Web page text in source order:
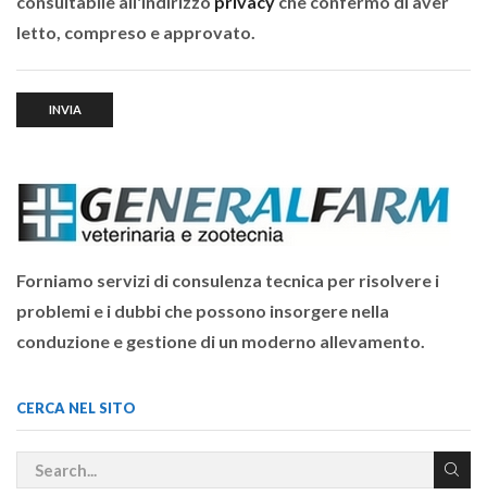
letto, compreso e approvato.
Forniamo servizi di consulenza tecnica per risolvere i
problemi e i dubbi che possono insorgere nella
conduzione e gestione di un moderno allevamento.
CERCA NEL SITO